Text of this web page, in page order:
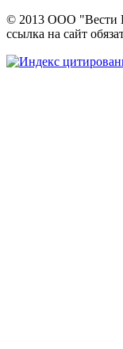
© 2013 ООО "Вести
ссылка на сайт